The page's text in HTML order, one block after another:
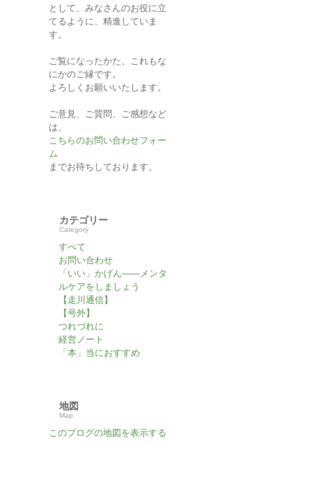
として、みなさんのお役に立
てるように、精進していま
す。
ご覧になったかた、これもな
にかのご縁です。
よろしくお願いいたします。
ご意見、ご質問、ご感想など
は、
こちらのお問い合わせフォー
ム
までお待ちしております。
カテゴリー
Category
すべて
お問い合わせ
「いい」かげん――メンタ
ルケアをしましょう
【走川通信】
【号外】
つれづれに
経営ノート
「本」当におすすめ
地図
Map
このブログの地図を表示する